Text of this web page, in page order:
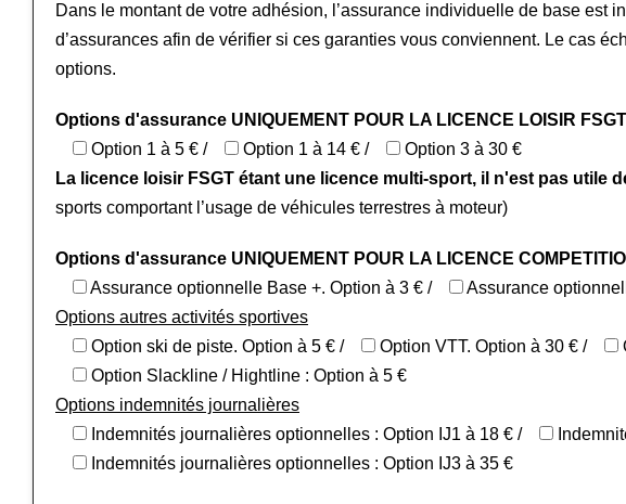
Dans le montant de votre adhésion, l’assurance individuelle de base est
d’assurances afin de vérifier si ces garanties vous conviennent. Le cas
options.
Options d'assurance UNIQUEMENT POUR LA LICENCE LOISIR FSGT
Option 1 à 5 € /
Option 1 à 14 € /
Option 3 à 30 €
La licence loisir FSGT étant une licence multi-sport, il n'est pas utile
sports comportant l’usage de véhicules terrestres à moteur)
Options d'assurance UNIQUEMENT POUR LA LICENCE
Assurance optionnelle Base +. Option à 3 € /
Assurance
Options autres activités sportives
Option ski de piste. Option à 5 € /
Option VTT. Option à 30 € /
Option Slackline / Hightline : Option à 5 €
Options indemnités journalières
Indemnités journalières optionnelles : Option IJ1 à 18 € /
Indemnités journalières optionnelles : Option IJ3 à 35 €